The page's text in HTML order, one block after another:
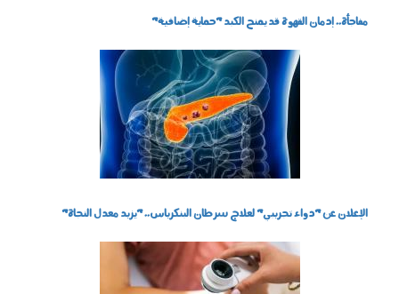
مفاجأة.. إدمان القهوة قد يمنح الكبد "حماية إضافية"
الإعلان عن "دواء تجريبي" لعلاج سرطان البنكرياس.. "يزيد معدل النجاة"